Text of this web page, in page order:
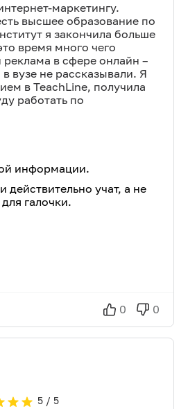
маркетингу.
высшее образование по
я закончила больше
время много чего
в сфере онлайн –
вузе не рассказывали. Я
в TeachLine, получила
работать по
информации.
действительно учат, а не
галочки.
0 0
5/ 5